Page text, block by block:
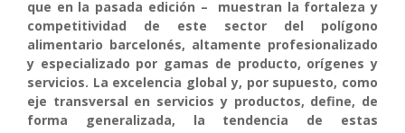
que en la pasada edición – muestran la fortaleza y
competitividad de este sector del polígono
alimentario barcelonés, altamente profesionalizado
y especializado por gamas de producto, orígenes y
servicios. La excelencia global y, por supuesto, como
eje transversal en servicios y productos, define, de
forma generalizada, la tendencia de estas